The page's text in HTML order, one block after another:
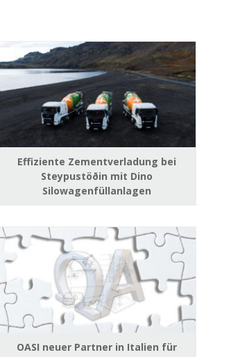
Effiziente Zementverladung bei
Steypustöðin mit Dino
Silowagenfüllanlagen
OASI neuer Partner in Italien für